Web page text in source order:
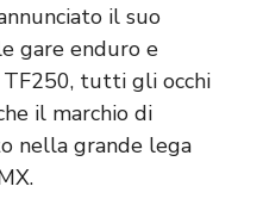
il suo
gare enduro e
tutti gli occhi
il marchio di
nella grande lega